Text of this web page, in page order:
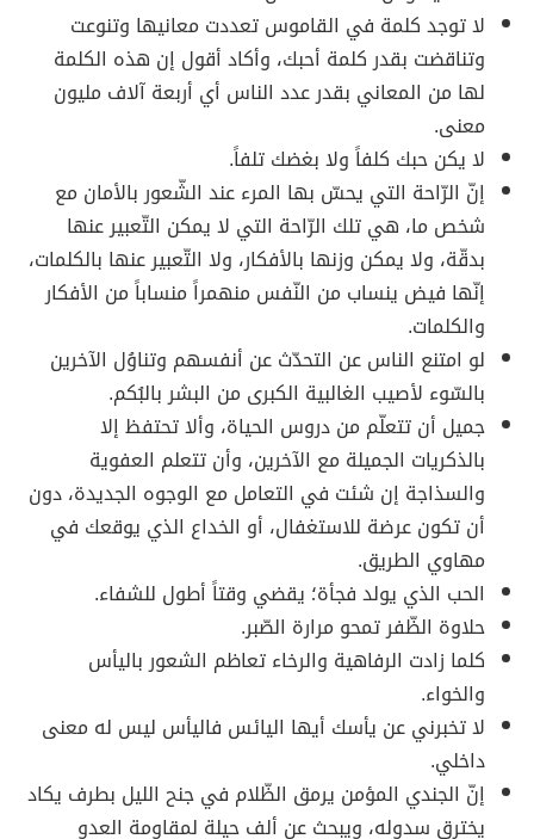
لا توجد كلمة في القاموس تعددت معانيها وتنوعت
وتناقضت بقدر كلمة أحبك، وأكاد أقول إن هذه الكلمة
لها من المعاني بقدر عدد الناس أي أربعة آلاف مليون
معنى.
لا يكن حبك كلفاً ولا بغضك تلفاً.
إنّ الرّاحة التي يحسّ بها المرء عند الشّعور بالأمان مع
شخص ما، هي تلك الرّاحة التي لا يمكن التّعبير عنها
بدقّة، ولا يمكن وزنها بالأفكار، ولا التّعبير عنها بالكلمات،
إنّها فيض ينساب من النّفس منهمراً منساباً من الأفكار
والكلمات.
لو امتنع الناس عن التحدّث عن أنفسهم وتناوُل الآخرين
بالسّوء لأصيب الغالبية الكبرى من البشر بالبُكم.
جميل أن تتعلّم من دروس الحياة، وألا تحتفظ إلا
بالذكريات الجميلة مع الآخرين، وأن تتعلم العفوية
والسذاجة إن شئت في التعامل مع الوجوه الجديدة، دون
أن تكون عرضة للاستغفال، أو الخداع الذي يوقعك في
مهاوي الطريق.
الحب الذي يولد فجأة؛ يقضي وقتاً أطول للشفاء.
حلاوة الظّفر تمحو مرارة الصّبر.
كلما زادت الرفاهية والرخاء تعاظم الشعور باليأس
والخواء.
لا تخبرني عن يأسك أيها اليائس فاليأس ليس له معنى
داخلي.
إنّ الجندي المؤمن يرمق الظّلام في جنح الليل بطرف يكاد
يخترق سدوله، ويبحث عن ألف حيلة لمقاومة العدو